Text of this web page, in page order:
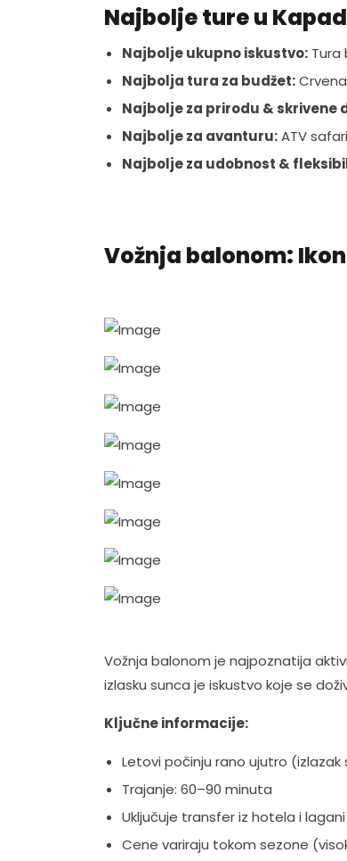
Najbolje ture u
Najbolje ukupno iskustvo: Tura
Najbolja tura za budžet:
Najbolje za prirodu & skrivene
Najbolje za avanturu:ATV safari
Najbolje za udobnost &
Vožnja balonom:
Vožnja balonom je najpoznatija
izlasku sunca je iskustvo koje se
Ključne informacije:
Letovi počinju rano ujutro (izlazak
Trajanje: 60–90 minuta
Uključuje transfer iz hotela i
Cene variraju tokom sezone